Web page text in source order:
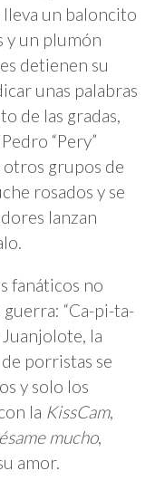
un baloncito
y un plumón
detienen su
unas palabras
de las gradas,
“Pery”
grupos de
rosados y se
lanzan
fanáticos no
“Ca-pi-ta-
Juanjolote, la
porristas se
y solo los
la KissCam,
mucho,
amor.